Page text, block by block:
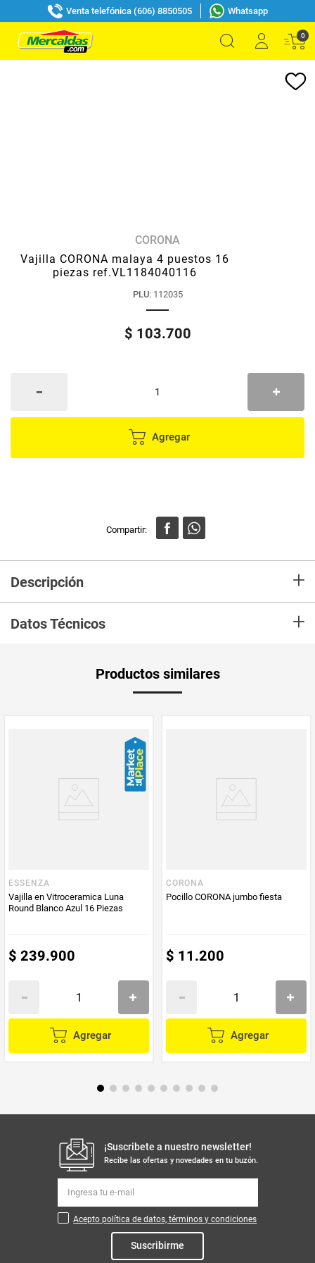
Venta telefónica (606) 8850505 Whatsapp
0
CORONA
Vajilla CORONA malaya 4 puestos 16
piezas ref.VL1184040116
PLU: 112035
$ 103.700
Agregar
Descripción +
cocina con este lindo diseño en tu hogar.
Datos Técnicos +
1
Unidad
Vendido por Mercaldas
Productos similares
ESSENZA
Vajilla en Vitroceramica Luna
Round Blanco Azul 16 Piezas
$ 239.900
Agregar
CORONA
Pocillo CORONA jumbo fiesta
$ 11.200
Agregar
¡Suscribete a nuestro newsletter!
Recibe las ofertas y novedades en tu buzón.
Acepto política de datos, términos y condiciones
Suscribirme